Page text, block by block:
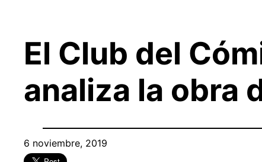
El Club del
analiza la obra
6 noviembre, 2019